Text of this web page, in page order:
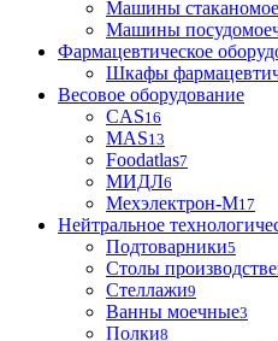
Машины
Машины
Фармацевтическое
Шкафы
Весовое оборудование
CAS16
MAS13
Foodatlas7
МИДЛ6
Мехэлектрон-М17
Нейтральное
Подтоварники5
Столы
Стеллажи9
Ванны моечные3
Полки8